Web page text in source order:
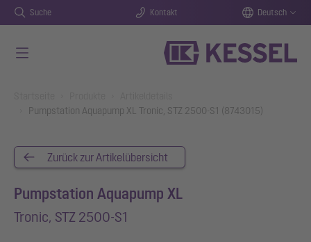
Suche Kontakt Deutsch
Pumpstation Aquapump XL Tronic, STZ 2500-S1 (8743015)
Zurück zur Artikelübersicht
Pumpstation Aquapump XL
Tronic, STZ 2500-S1